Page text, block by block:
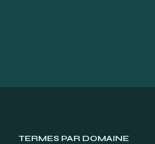
TERMES PAR DOMAINE